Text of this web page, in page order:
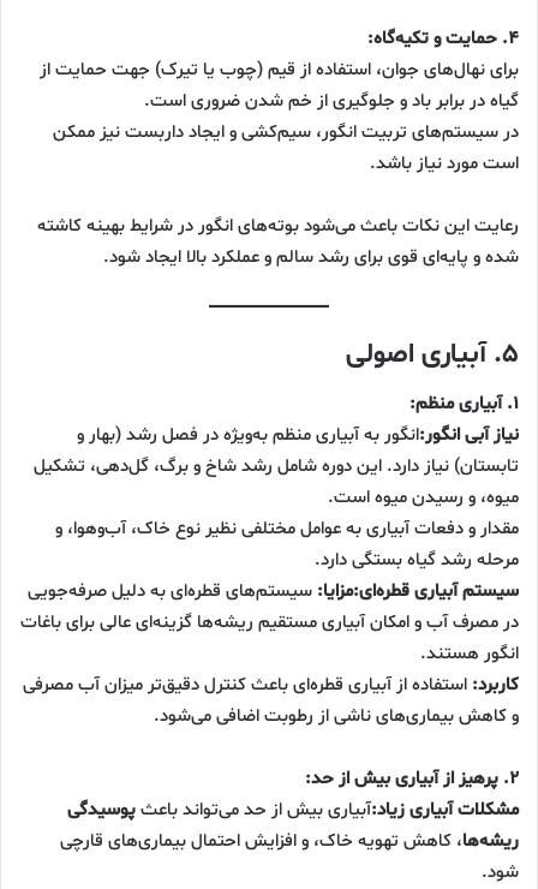
۴. حمایت و تکیه‌گاه:
برای نهال‌های جوان، استفاده از قیم (چوب یا تیرک) جهت حمایت از
گیاه در برابر باد و جلوگیری از خم شدن ضروری است.
در سیستم‌های تربیت انگور، سیم‌کشی و ایجاد داربست نیز ممکن
است مورد نیاز باشد.
رعایت این نکات باعث می‌شود بوته‌های انگور در شرایط بهینه کاشته
شده و پایه‌ای قوی برای رشد سالم و عملکرد بالا ایجاد شود.
۵. آبیاری اصولی
۱. آبیاری منظم:
نیاز آبی انگور:انگور به آبیاری منظم به‌ویژه در فصل رشد (بهار و
تابستان) نیاز دارد. این دوره شامل رشد شاخ و برگ، گل‌دهی، تشکیل
میوه، و رسیدن میوه است.
مقدار و دفعات آبیاری به عوامل مختلفی نظیر نوع خاک، آب‌وهوا، و
مرحله رشد گیاه بستگی دارد.
سیستم آبیاری قطره‌ای:مزایا: سیستم‌های قطره‌ای به دلیل صرفه‌جویی
در مصرف آب و امکان آبیاری مستقیم ریشه‌ها گزینه‌ای عالی برای باغات
انگور هستند.
کاربرد: استفاده از آبیاری قطره‌ای باعث کنترل دقیق‌تر میزان آب مصرفی
و کاهش بیماری‌های ناشی از رطوبت اضافی می‌شود.
۲. پرهیز از آبیاری بیش از حد:
مشکلات آبیاری زیاد:آبیاری بیش از حد می‌تواند باعثپوسیدگی
ریشه‌ها، کاهش تهویه خاک، و افزایش احتمال بیماری‌های قارچی
شود.